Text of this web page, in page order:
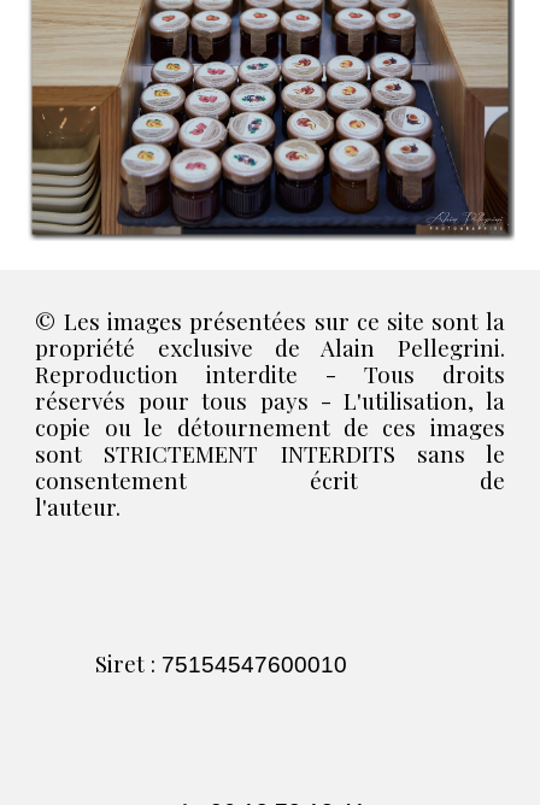
© Les images présentées sur ce site sont la
propriété exclusive de Alain Pellegrini.
Reproduction interdite - Tous droits
réservés pour tous pays - L'utilisation, la
copie ou le détournement de ces images
sont STRICTEMENT INTERDITS sans le
consentement écrit de
l'auteur.
Siret : 75154547600010